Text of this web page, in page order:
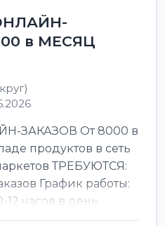
в МЕСЯЦ
ЗАКАЗОВ От 8000 в
продуктов в сеть
ТРЕБУЮТСЯ:
График работы:
часов в день.